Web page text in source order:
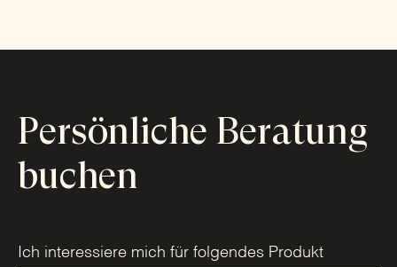
Persönliche Beratung
buchen
Ich interessiere mich für folgendes Produkt